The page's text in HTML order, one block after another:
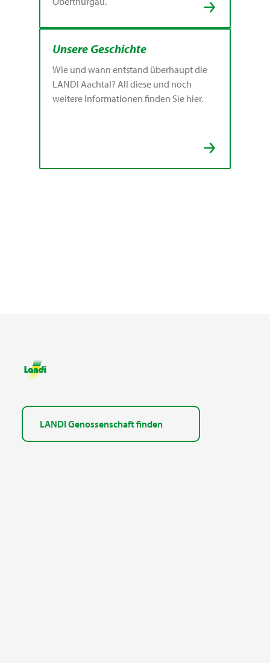
Unsere Geschichte
Wie und wann entstand überhaupt die
LANDI Aachtal? All diese und noch
weitere Informationen finden Sie hier.
LANDI Genossenschaft finden